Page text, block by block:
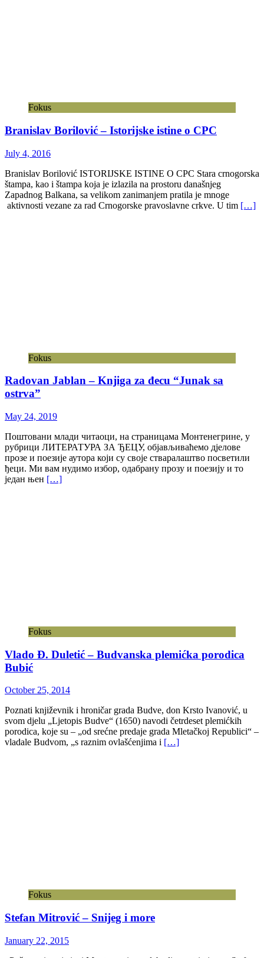
Fokus
Branislav Borilović – Istorijske istine o CPC
July 4, 2016
Branislav Borilović ISTORIJSKE ISTINE O CPC Stara crnogorska
štampa, kao i štampa koja je izlazila na prostoru današnjeg
Zapadnog Balkana, sa velikom zanimanjem pratila je mnoge
aktivnosti vezane za rad Crnogorske pravoslavne crkve. U tim […]
Fokus
Radovan Jablan – Knjiga za đecu “Junak sa
ostrva”
May 24, 2019
Поштовани млади читаоци, на страницама Монтенегрине, у
рубрици ЛИТЕРАТУРА ЗА ЂЕЦУ, објављиваћемо дјелове
прозе и поезије аутора који су своје стваралаштво посветили
ђеци. Ми вам нудимо избор, одабрану прозу и поезију и то
један њен […]
Fokus
Vlado Đ. Duletić – Budvanska plemićka porodica
Bubić
October 25, 2014
Poznati književnik i hroničar grada Budve, don Krsto Ivanović, u
svom djelu „Ljetopis Budve“ (1650) navodi četrdeset plemićkih
porodica, koje su – „od srećne predaje grada Mletačkoj Republici“ –
vladale Budvom, „s raznim ovlašćenjima i […]
Fokus
Stefan Mitrović – Snijeg i more
January 22, 2015